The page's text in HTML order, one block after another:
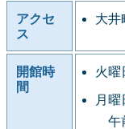
アクセ
ス
大井
開館時
間
火
月
午